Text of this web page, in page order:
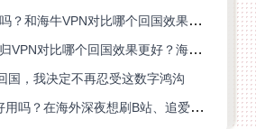
ChickCN VPN好用吗？和海牛VPN对比哪个回国效果更好？
ChickCN VPN和当归VPN对比哪个回国效果更好？海外党亲测后选了它
国，我决定不再忍受这数字鸿沟
Quickback和巨鲸好用吗？在海外深夜想刷B站、追爱奇艺的你，或许正需要这份答案